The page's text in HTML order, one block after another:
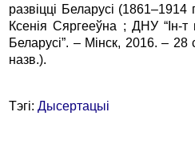
развіцці Беларусі
Ксенія Сяргееўна ; ДНУ “Ін‑т
Беларусі”. – Мінск, 2016. – 28
назв.).
Тэгі:Дысертацыі